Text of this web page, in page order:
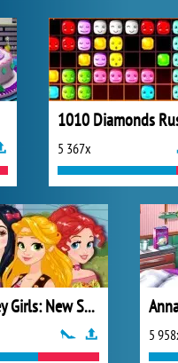
1010 Diamonds
5 367x
Disney Girls: New Spring Trends
5